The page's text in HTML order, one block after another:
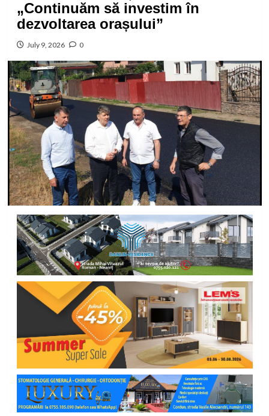
„Continuăm să investim în
dezvoltarea orașului”
July 9, 2026 0